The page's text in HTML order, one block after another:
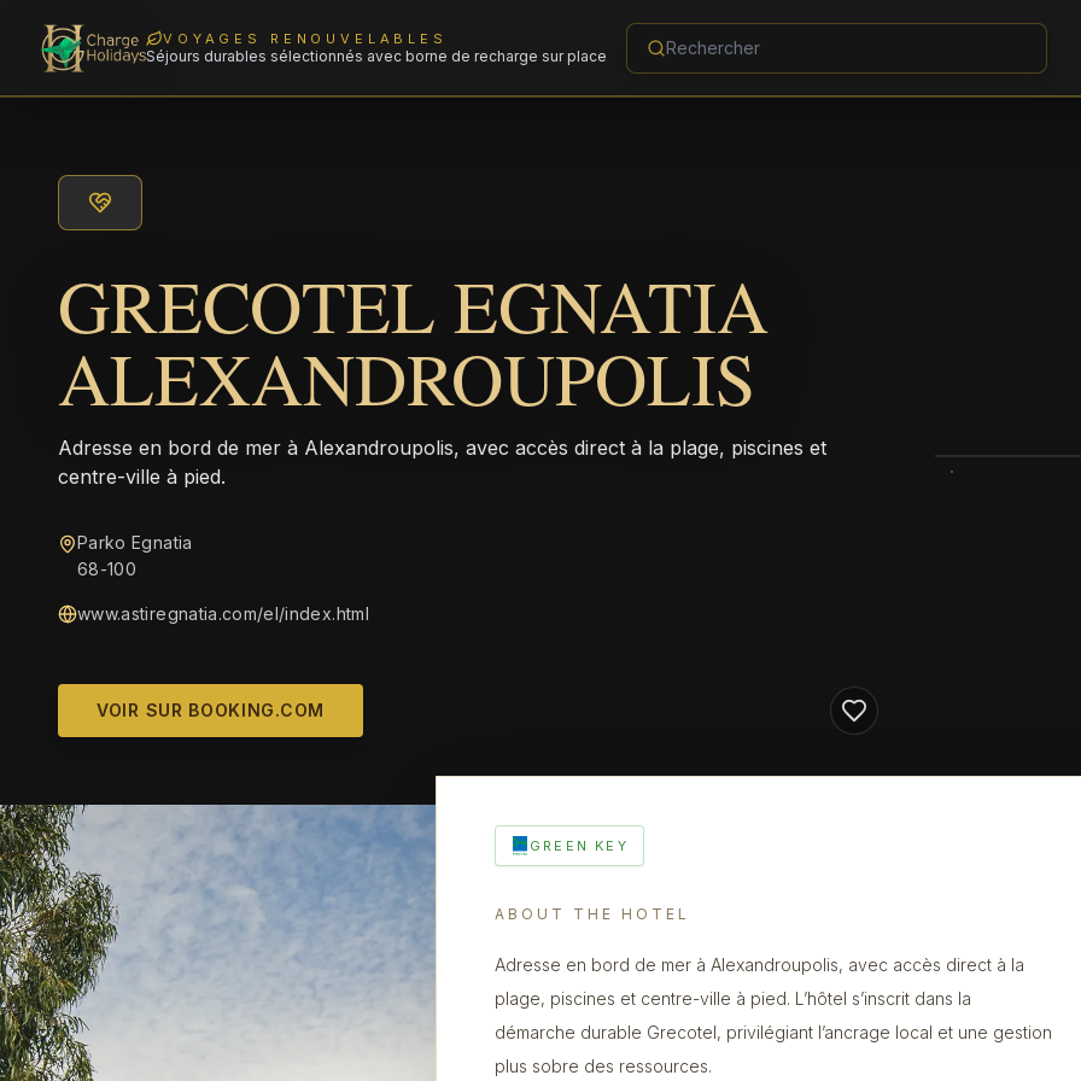
VOYAGES RENOUVELABLES
Séjours durables sélectionnés avec borne de recharge sur place
GRECOTEL EGNATIA
ALEXANDROUPOLIS
Adresse en bord de mer à Alexandroupolis, avec accès direct à la plage, piscines et
centre-ville à pied.
Parko Egnatia
68-100
www.astiregnatia.com/el/index.html
VOIR SUR BOOKING.COM
GREEN KEY
ABOUT THE HOTEL
Adresse en bord de mer à Alexandroupolis, avec accès direct à la
plage, piscines et centre-ville à pied. L’hôtel s’inscrit dans la
démarche durable Grecotel, privilégiant l’ancrage local et une gestion
plus sobre des ressources.